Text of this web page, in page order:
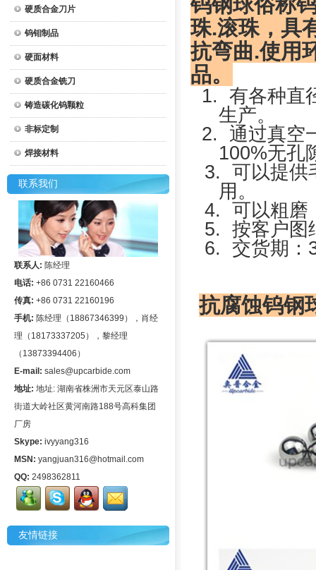
硬质合金刀片
钨钼制品
硬面材料
硬质合金铣刀
铸造碳化钨颗粒
非标定制
焊接材料
联系我们
联系人: 陈经理
电话: +86 0731 22160466
传真: +86 0731 22160196
手机: 陈经理（18867346399），肖经
理（18173337205），黎经理
（13873394406）
E-mail: sales@upcarbide.com
地址: 地址: 湖南省株洲市天元区泰山路
街道大岭社区黄河南路188号高科集团
厂房
Skype: ivyyang316
MSN: yangjuan316@hotmail.com
QQ: 2498362811
友情链接
珠.滚珠，具
抗弯曲.使用
品。
1. 有各种直
生产。
2. 通过真空
100%无孔
3. 可以提供
用。
4. 可以粗磨
5. 按客户图
6. 交货期：
抗腐蚀钨钢